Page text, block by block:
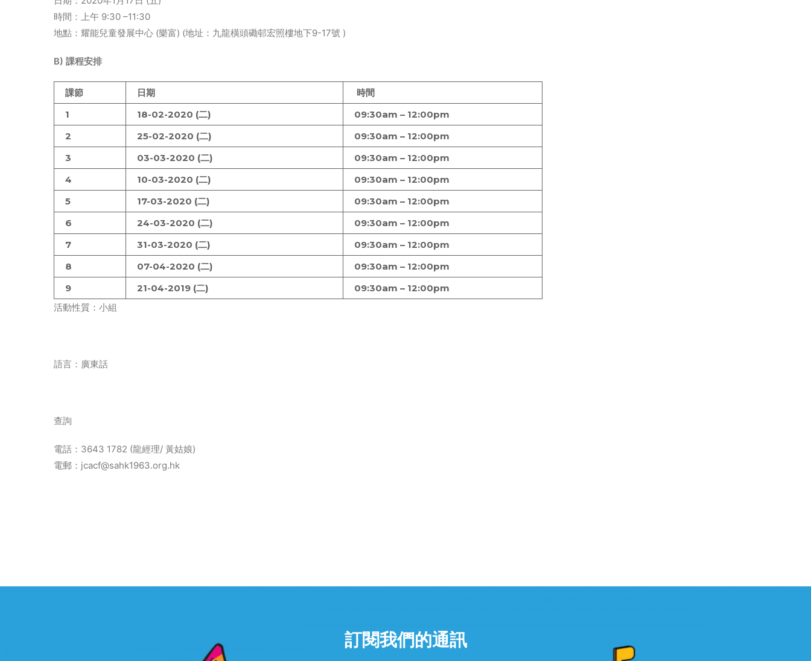
時間：上午 9:30 –11:30
地點：耀能兒童發展中心 (樂富) (地址：九龍橫頭磡邨宏照樓地下9-17號 )
B) 課程安排
課節 日期
時間
1
18-02-2020 (二)
09:30am – 12:00pm
2
25-02-2020 (二)
09:30am – 12:00pm
3
03-03-2020 (二)
09:30am – 12:00pm
4
10-03-2020 (二)
09:30am – 12:00pm
5
17-03-2020 (二)
09:30am – 12:00pm
6
24-03-2020 (二)
09:30am – 12:00pm
7
31-03-2020 (二)
09:30am – 12:00pm
8
07-04-2020 (二)
09:30am – 12:00pm
9
21-04-2019 (二)
09:30am – 12:00pm
活動性質：小組
語言：廣東話
查詢
電話：3643 1782 (龍經理/ 黃姑娘)
電郵：jcacf@sahk1963.org.hk
訂閱我們的通訊